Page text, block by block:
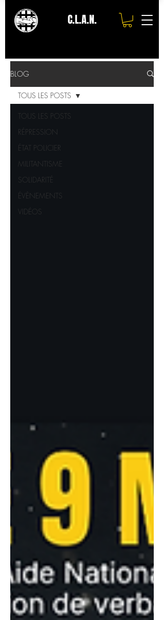
C.L.A.N.
BLOG
TOUS LES POSTS
RÉPRESSION
ÉTAT POLICIER
MILITANTISME
SOLIDARITÉ
ÉVÈNEMENTS
VIDÉOS
TOUS LES POSTS